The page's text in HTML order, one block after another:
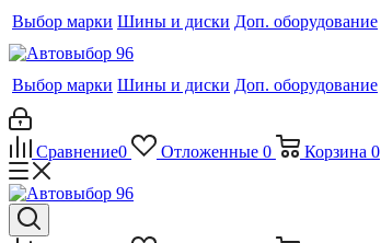
Выбор марки Шины и диски Доп. оборудование
Выбор марки Шины и диски Доп. оборудование
Сравнение0 Отложенные 0 Корзина 0